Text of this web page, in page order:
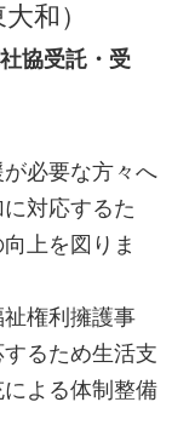
和）
協受託・受
が必要な方々へ
対応するた
上を図りま
祉権利擁護事
るため生活支
よる体制整備